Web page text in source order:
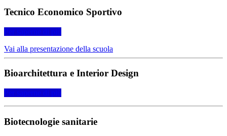
Tecnico Economico Sportivo
Per saperne di più
Vai alla presentazione della scuola
Bioarchitettura e Interior Design
Per saperne di più
Biotecnologie sanitarie